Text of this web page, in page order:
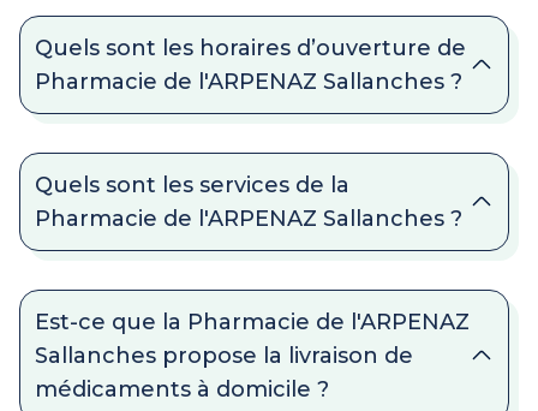
Quels sont les horaires d’ouverture de
Pharmacie de l'ARPENAZ Sallanches ?
Quels sont les services de la
Pharmacie de l'ARPENAZ Sallanches ?
Est-ce que la Pharmacie de l'ARPENAZ
Sallanches propose la livraison de
médicaments à domicile ?